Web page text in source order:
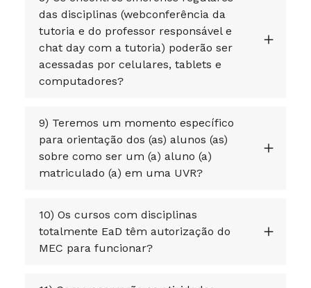
das disciplinas (webconferência da
tutoria e do professor responsável e
chat day com a tutoria) poderão ser
acessadas por celulares, tablets e
computadores?
9) Teremos um momento específico
para orientação dos (as) alunos (as)
sobre como ser um (a) aluno (a)
matriculado (a) em uma UVR?
10) Os cursos com disciplinas
totalmente EaD têm autorização do
MEC para funcionar?